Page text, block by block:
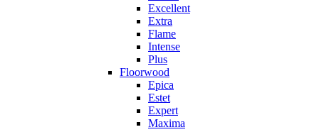
Excellent
Extra
Flame
Intense
Plus
Floorwood
Epica
Estet
Expert
Maxima